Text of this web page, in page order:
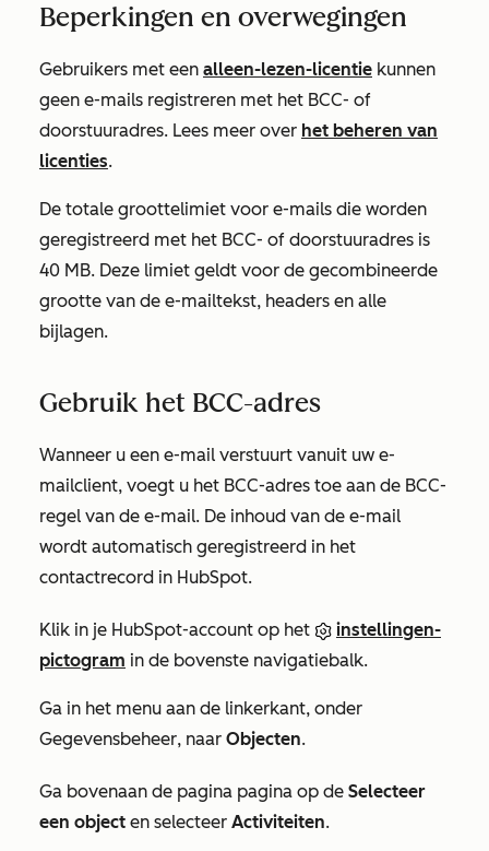
Beperkingen en overwegingen
Gebruikers met een alleen-lezen-licentie kunnen
geen e-mails registreren met het BCC- of
doorstuuradres. Lees meer over het beheren van
licenties.
De totale groottelimiet voor e-mails die worden
geregistreerd met het BCC- of doorstuuradres is
40 MB. Deze limiet geldt voor de gecombineerde
grootte van de e-mailtekst, headers en alle
bijlagen.
Gebruik het BCC-adres
Wanneer u een e-mail verstuurt vanuit uw e-
mailclient, voegt u het BCC-adres toe aan de BCC-
regel van de e-mail. De inhoud van de e-mail
wordt automatisch geregistreerd in het
contactrecord in HubSpot.
Klik in je HubSpot-account op het
instellingen-
pictogram in de bovenste navigatiebalk.
Ga in het menu aan de linkerkant, onder
Gegevensbeheer, naar Objecten.
Ga bovenaan de pagina pagina op de Selecteer
een object en selecteer Activiteiten.